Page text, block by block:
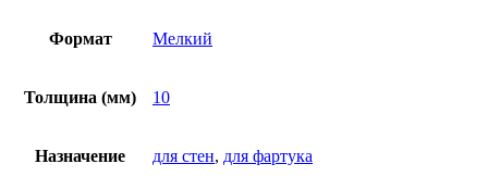
Формат Мелкий
Толщина (мм) 10
Назначение для стен, для фартука